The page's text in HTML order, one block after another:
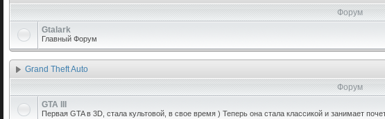
Форум
Gtalark
Главный Форум
Grand Theft Auto
Форум
GTA III
Первая GTA в 3D, стала культовой, в свое время ) Теперь она стала классикой и занимает